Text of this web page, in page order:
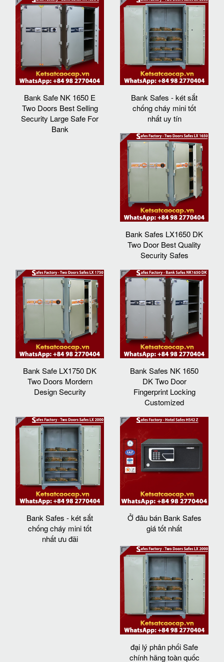
Bank Safe NK 1650 E
Two Doors Best Selling
Security Large Safe For
Bank
Bank Safes - két sắt
chống cháy mini tốt
nhất uy tín
Bank Safes LX1650 DK
Two Door Best Quality
Security Safes
Bank Safe LX1750 DK
Two Doors Mordern
Design Security
Bank Safes NK 1650
DK Two Door
Fingerprint Locking
Customized
Bank Safes - két sắt
chống cháy mini tốt
nhất ưu đãi
Ở đâu bán Bank Safes
giá tốt nhất
đại lý phân phối Safe
chính hãng toàn quốc